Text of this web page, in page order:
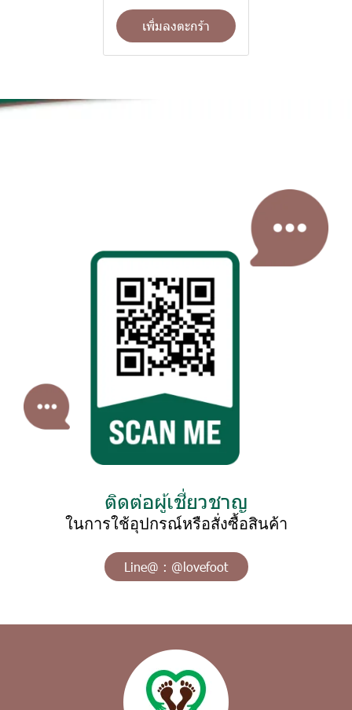
เพิ่มลงตะกร้า
ติดต่อผู้เชี่ยวชาญ
ในการใช้อุปกรณ์หรือสั่งซื้อสินค้า
Line@ : @lovefoot